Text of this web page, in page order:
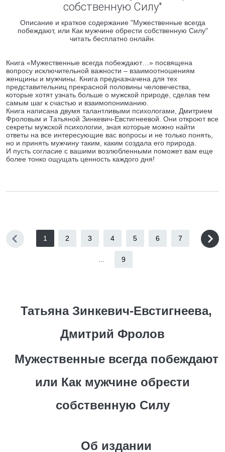
собственную Силу"
Описание и краткое содержание "Мужественные всегда
побеждают, или Как мужчине обрести собственную Силу"
читать бесплатно онлайн.
Книга «Мужественные всегда побеждают…» посвящена
вопросу исключительной важности – взаимоотношениям
женщины и мужчины. Книга предназначена для тех
представительниц прекрасной половины человечества,
которые хотят узнать больше о мужской природе, сделав тем
самым шаг к счастью и взаимопониманию.
Книга написана двумя талантливыми психологами, Дмитрием
Фроловым и Татьяной Зинкевич-Евстигнеевой. Они откроют все
секреты мужской психологии, зная которые можно найти
ответы на все интересующие вас вопросы и не только понять,
но и принять мужчину таким, каким создала его природа.
И пусть согласие с вашими возлюбленными поможет вам еще
более тонко ощущать ценность каждого дня!
1 2 3 4 5 6 7
9
Татьяна Зинкевич-Евстигнеева,
Дмитрий Фролов
Мужественные всегда побеждают
или Как мужчине обрести
собственную Силу
Об издании